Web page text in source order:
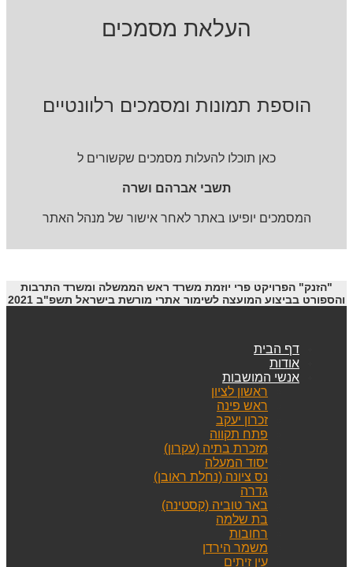
העלאת מסמכים
הוספת תמונות ומסמכים רלוונטיים
כאן תוכלו להעלות מסמכים שקשורים ל
תשבי אברהם ושרה
המסמכים יופיעו באתר לאחר אישור של מנהל האתר
"הזנק" הפרויקט פרי יוזמת משרד ראש הממשלה ומשרד התרבות
והספורט בביצוע המועצה לשימור אתרי מורשת בישראל תשפ"ב 2021
דף הבית
אודות
אנשי המושבות
ראשון לציון
ראש פינה
זכרון יעקב
פתח תקווה
מזכרת בתיה (עקרון)
יסוד המעלה
נס ציונה (נחלת ראובן)
גדרה
באר טוביה (קסטינה)
בת שלמה
רחובות
משמר הירדן
עין זיתים